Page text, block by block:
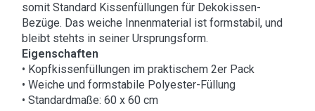
somit Standard Kissenfüllungen für Dekokissen-
Bezüge. Das weiche Innenmaterial ist formstabil, und
bleibt stehts in seiner Ursprungsform.
Eigenschaften
• Kopfkissenfüllungen im praktischem 2er Pack
• Weiche und formstabile Polyester-Füllung
• Standardmaße: 60 x 60 cm